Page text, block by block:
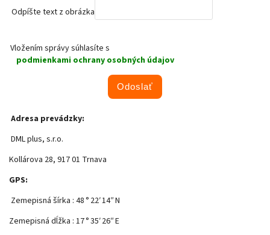
Odpíšte text z obrázka
Vložením správy súhlasíte s
podmienkami ochrany osobných údajov
Odoslať
Adresa prevádzky:
DML plus, s.r.o.
Kollárova 28, 917 01 Trnava
GPS:
Zemepisná šírka : 48 ° 22′ 14″ N
Zemepisná dĺžka : 17 ° 35′ 26″ E